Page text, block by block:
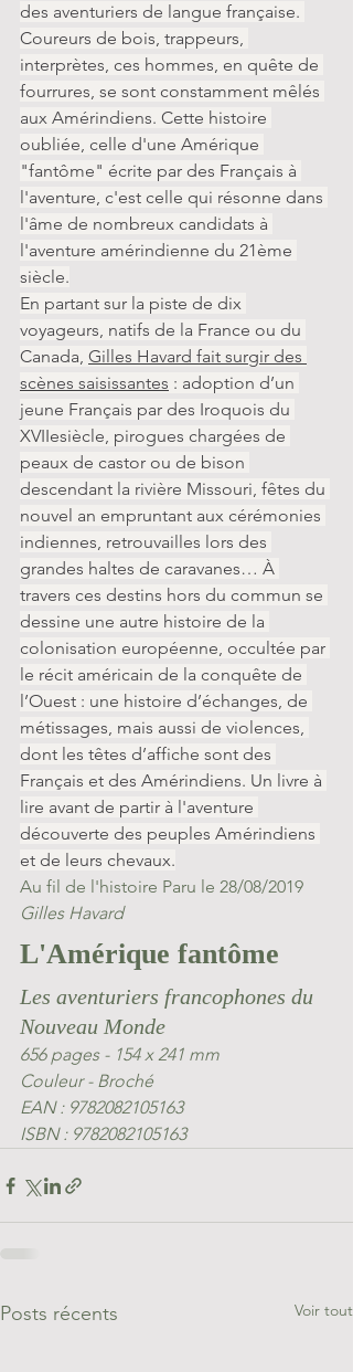
des aventuriers de langue française.
Coureurs de bois, trappeurs,
interprètes, ces hommes, en quête de
fourrures, se sont constamment mêlés
aux Amérindiens. Cette histoire
oubliée, celle d'une Amérique
"fantôme" écrite par des Français à
l'aventure, c'est celle qui résonne dans
l'âme de nombreux candidats à
l'aventure amérindienne du 21ème
siècle.
En partant sur la piste de dix
voyageurs, natifs de la France ou du
Canada, Gilles Havard fait surgir des
scènes saisissantes : adoption d’un
jeune Français par des Iroquois du
XVIIesiècle, pirogues chargées de
peaux de castor ou de bison
descendant la rivière Missouri, fêtes du
nouvel an empruntant aux cérémonies
indiennes, retrouvailles lors des
grandes haltes de caravanes… À
travers ces destins hors du commun se
dessine une autre histoire de la
colonisation européenne, occultée par
le récit américain de la conquête de
l’Ouest : une histoire d’échanges, de
métissages, mais aussi de violences,
dont les têtes d’affiche sont des
Français et des Amérindiens. Un livre à
lire avant de partir à l'aventure
découverte des peuples Amérindiens
et de leurs chevaux.
Au fil de l'histoire Paru le 28/08/2019
Gilles Havard
L'Amérique fantôme
Les aventuriers francophones du
Nouveau Monde
656 pages - 154 x 241 mm
Couleur - Broché
EAN : 9782082105163
ISBN : 9782082105163
Posts récents Voir tout